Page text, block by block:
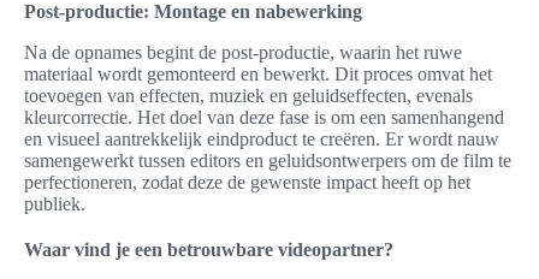
Post-productie: Montage en nabewerking
Na de opnames begint de post-productie, waarin het ruwe
materiaal wordt gemonteerd en bewerkt. Dit proces omvat het
toevoegen van effecten, muziek en geluidseffecten, evenals
kleurcorrectie. Het doel van deze fase is om een samenhangend
en visueel aantrekkelijk eindproduct te creëren. Er wordt nauw
samengewerkt tussen editors en geluidsontwerpers om de film te
perfectioneren, zodat deze de gewenste impact heeft op het
publiek.
Waar vind je een betrouwbare videopartner?